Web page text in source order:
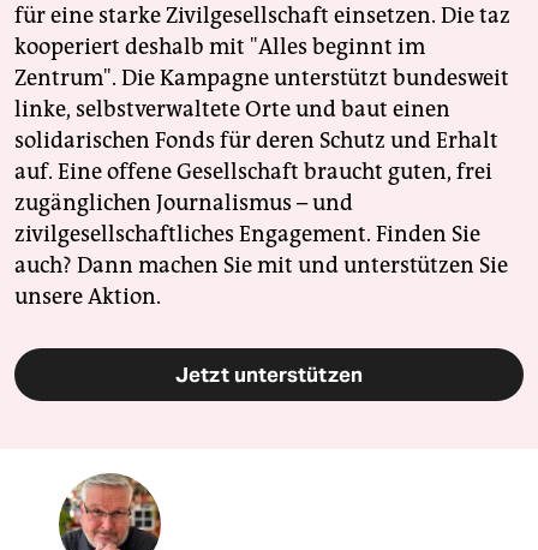
für eine starke Zivilgesellschaft einsetzen. Die taz
kooperiert deshalb mit "Alles beginnt im
Zentrum". Die Kampagne unterstützt bundesweit
linke, selbstverwaltete Orte und baut einen
solidarischen Fonds für deren Schutz und Erhalt
auf. Eine offene Gesellschaft braucht guten, frei
zugänglichen Journalismus – und
zivilgesellschaftliches Engagement. Finden Sie
auch? Dann machen Sie mit und unterstützen Sie
unsere Aktion.
Jetzt unterstützen